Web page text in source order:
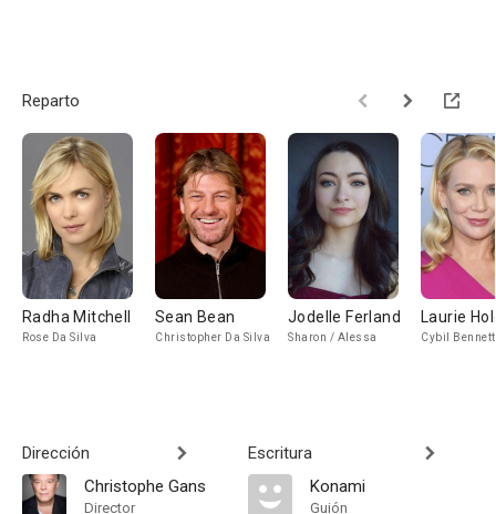
Reparto
Radha Mitchell
Rose Da Silva
Sean Bean
Christopher Da Silva
Jodelle Ferland
Sharon / Alessa
Laurie
Cybil Bennett
Dirección
Christophe Gans
Director
Escritura
Konami
Guión